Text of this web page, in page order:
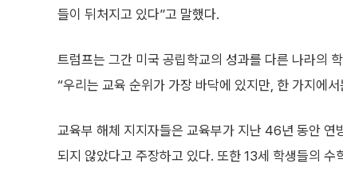
들이 뒤처지고 있다”고 말했다.
트럼프는 그간 미국 공립학교의 성과를 다른 나라의
“우리는 교육 순위가 가장 바닥에 있지만, 한 가지에
교육부 해체 지지자들은 교육부가 지난 46년 동안 연
되지 않았다고 주장하고 있다. 또한 13세 학생들의